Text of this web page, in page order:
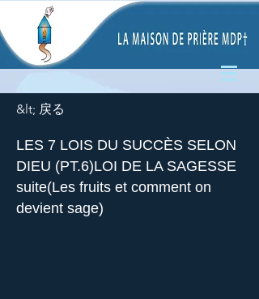
&lt; 戻る
LES 7 LOIS DU SUCCÈS SELON
DIEU (PT.6)LOI DE LA SAGESSE
suite(Les fruits et comment on
devient sage)